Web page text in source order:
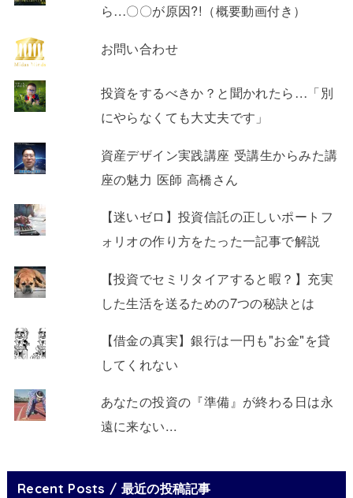
ら…〇〇が原因?!（概要動画付き）
お問い合わせ
投資をするべきか？と聞かれたら…「別
にやらなくても大丈夫です」
資産デザイン実践講座 受講生からみた講
座の魅力 医師 高橋さん
【迷いゼロ】投資信託の正しいポートフ
ォリオの作り方をたった一記事で解説
【投資でセミリタイアすると暇？】充実
した生活を送るための7つの秘訣とは
【借金の真実】銀行は一円も"お金"を貸
してくれない
あなたの投資の『準備』が終わる日は永
遠に来ない...
Recent Posts / 最近の投稿記事